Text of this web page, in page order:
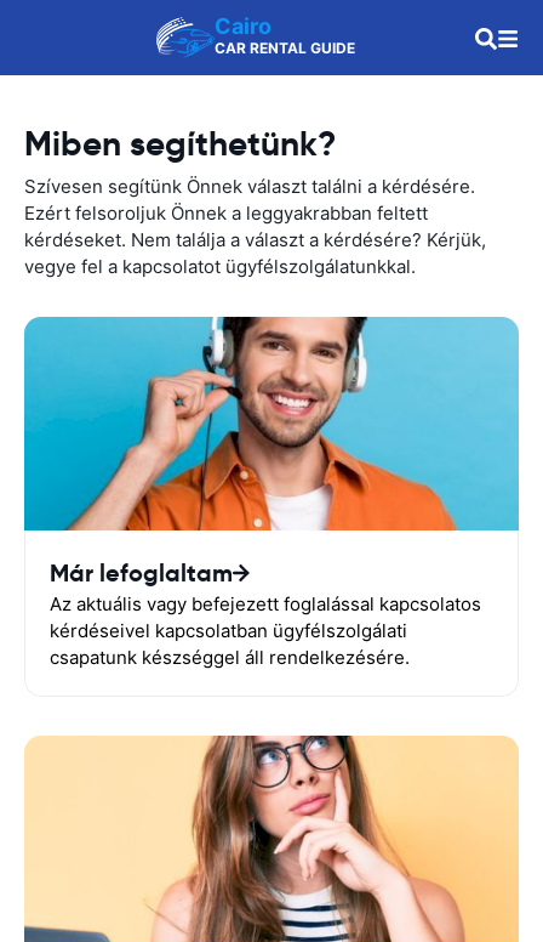
Cairo
CAR RENTAL GUIDE
Miben segíthetünk?
Szívesen segítünk Önnek választ találni a kérdésére.
Ezért felsoroljuk Önnek a leggyakrabban feltett
kérdéseket. Nem találja a választ a kérdésére? Kérjük,
vegye fel a kapcsolatot ügyfélszolgálatunkkal.
Már lefoglaltam
Az aktuális vagy befejezett foglalással kapcsolatos
kérdéseivel kapcsolatban ügyfélszolgálati
csapatunk készséggel áll rendelkezésére.